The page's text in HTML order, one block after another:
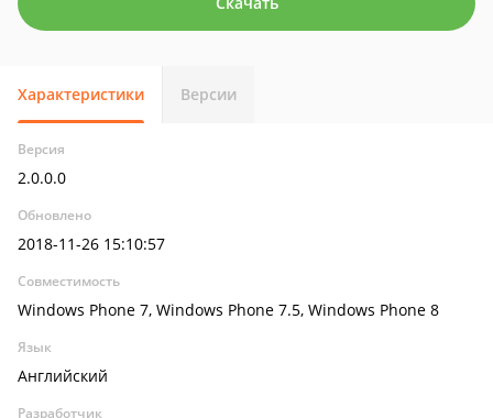
Характеристики Версии
Версия
2.0.0.0
Обновлено
2018-11-26 15:10:57
Совместимость
Windows Phone 7, Windows Phone 7.5, Windows Phone 8
Язык
Английский
Разработчик